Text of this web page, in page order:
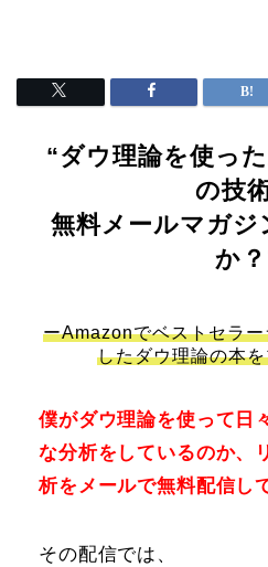
“ダウ理論を使っ
の技
無料メールマガジ
か
ーAmazonでベストセラ
したダウ理論の本
僕がダウ理論を使って日
な分析をしているのか、
析をメールで無料配信し
その配信では、